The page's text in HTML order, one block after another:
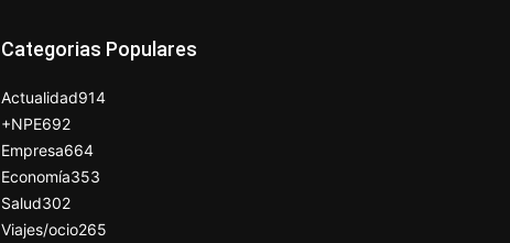
Categorias Populares
Actualidad914
+NPE692
Empresa664
Economía353
Salud302
Viajes/ocio265